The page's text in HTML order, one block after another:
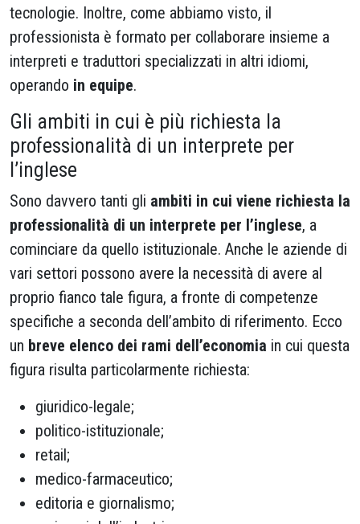
tecnologie. Inoltre, come abbiamo visto, il
professionista è formato per collaborare insieme a
interpreti e traduttori specializzati in altri idiomi,
operando in equipe.
Gli ambiti in cui è più richiesta la
professionalità di un interprete per
l’inglese
Sono davvero tanti gli ambiti in cui viene richiesta la
professionalità di un interprete per l’inglese, a
cominciare da quello istituzionale. Anche le aziende di
vari settori possono avere la necessità di avere al
proprio fianco tale figura, a fronte di competenze
specifiche a seconda dell’ambito di riferimento. Ecco
un breve elenco dei rami dell’economia in cui questa
figura risulta particolarmente richiesta:
giuridico-legale;
politico-istituzionale;
retail;
medico-farmaceutico;
editoria e giornalismo;